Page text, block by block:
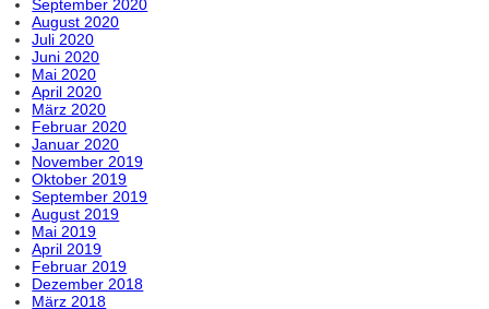
September 2020
August 2020
Juli 2020
Juni 2020
Mai 2020
April 2020
März 2020
Februar 2020
Januar 2020
November 2019
Oktober 2019
September 2019
August 2019
Mai 2019
April 2019
Februar 2019
Dezember 2018
März 2018